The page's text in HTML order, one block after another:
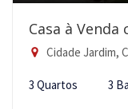
Casa à
Cidade Jardim,
3 Quartos 3